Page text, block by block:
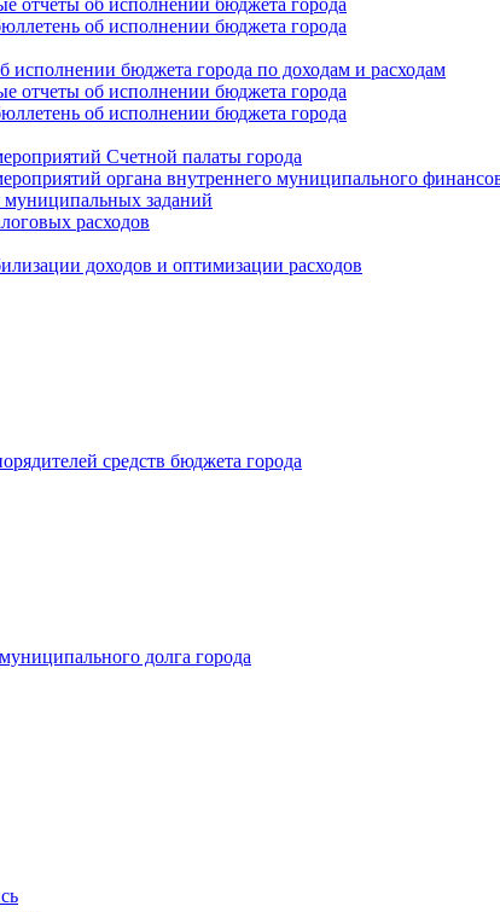
отчеты об исполнении бюджета города
об исполнении бюджета города
исполнении бюджета города по доходам и расходам
отчеты об исполнении бюджета города
об исполнении бюджета города
Счетной палаты города
органа внутреннего муниципального
муниципальных заданий
расходов
доходов и оптимизации расходов
средств бюджета города
долга города